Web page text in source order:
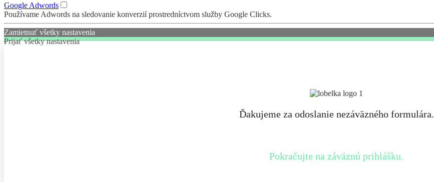
Google Adwords
Používame Adwords na sledovanie konverzií prostredníctvom služby Google Clicks.
Zamietnuť všetky nastavenia
Prijať všetky nastavenia
Ďakujeme za odoslanie nezáväzného formulára.
Pokračujte na záväznú prihlášku.